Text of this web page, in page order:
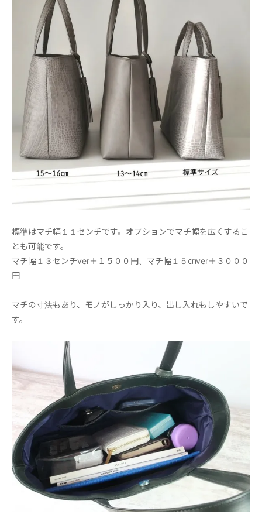
標準はマチ幅１１センチです。オプションでマチ幅を広くするこ
とも可能です。
マチ幅１３センチver＋１５００円、マチ幅１５㎝ver＋３０００
円
マチの寸法もあり、モノがしっかり入り、出し入れもしやすいで
す。